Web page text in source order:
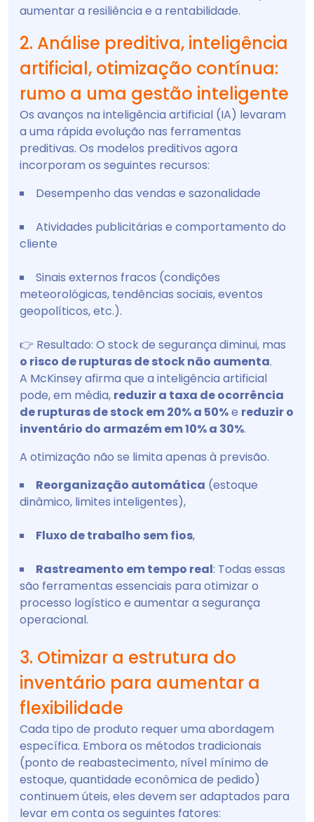
aumentar a resiliência e a rentabilidade.
2. Análise preditiva, inteligência
artificial, otimização contínua:
rumo a uma gestão inteligente
Os avanços na inteligência artificial (IA) levaram
a uma rápida evolução nas ferramentas
preditivas. Os modelos preditivos agora
incorporam os seguintes recursos:
Desempenho das vendas e sazonalidade
Atividades publicitárias e comportamento do
cliente
Sinais externos fracos (condições
meteorológicas, tendências sociais, eventos
geopolíticos, etc.).
👉 Resultado: O stock de segurança diminui, mas
o risco de rupturas de stock não aumenta.
A McKinsey afirma que a inteligência artificial
pode, em média, reduzir a taxa de ocorrência
de rupturas de stock em 20% a 50%e reduzir o
inventário do armazém em 10% a 30%.
A otimização não se limita apenas à previsão.
Reorganização automática (estoque
dinâmico, limites inteligentes),
Fluxo de trabalho sem fios,
Rastreamento em tempo real: Todas essas
são ferramentas essenciais para otimizar o
processo logístico e aumentar a segurança
operacional.
3. Otimizar a estrutura do
inventário para aumentar a
flexibilidade
Cada tipo de produto requer uma abordagem
específica. Embora os métodos tradicionais
(ponto de reabastecimento, nível mínimo de
estoque, quantidade econômica de pedido)
continuem úteis, eles devem ser adaptados para
levar em conta os seguintes fatores: